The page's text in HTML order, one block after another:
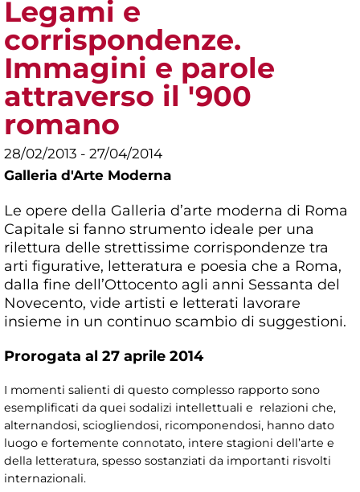
Legami e
corrispondenze.
Immagini e parole
attraverso il '900
romano
28/02/2013 - 27/04/2014
Galleria d'Arte Moderna
Le opere della Galleria d’arte moderna di Roma
Capitale si fanno strumento ideale per una
rilettura delle strettissime corrispondenze tra
arti figurative, letteratura e poesia che a Roma,
dalla fine dell’Ottocento agli anni Sessanta del
Novecento, vide artisti e letterati lavorare
insieme in un continuo scambio di suggestioni.
Prorogata al 27 aprile 2014
I momenti salienti di questo complesso rapporto sono
esemplificati da quei sodalizi intellettuali e relazioni che,
alternandosi, sciogliendosi, ricomponendosi, hanno dato
luogo e fortemente connotato, intere stagioni dell’arte e
della letteratura, spesso sostanziati da importanti risvolti
internazionali.